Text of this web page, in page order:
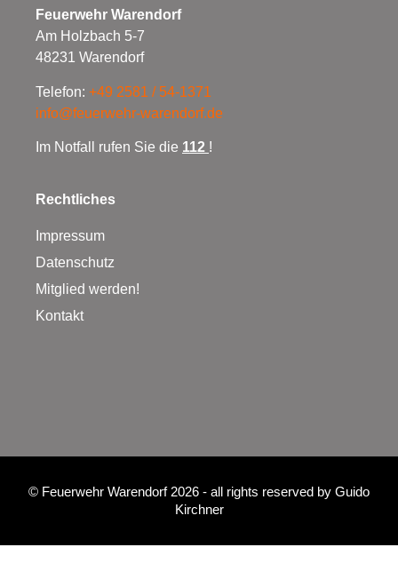
Feuerwehr Warendorf
Am Holzbach 5-7
48231 Warendorf
Telefon: +49 2581 / 54-1371
info@feuerwehr-warendorf.de
Im Notfall rufen Sie die 112 !
Rechtliches
Impressum
Datenschutz
Mitglied werden!
Kontakt
© Feuerwehr Warendorf 2026 - all rights reserved by Guido
Kirchner